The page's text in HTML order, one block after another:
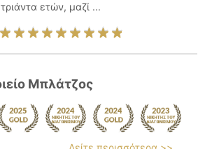
ετών, μαζί ...
Μπλάτζος